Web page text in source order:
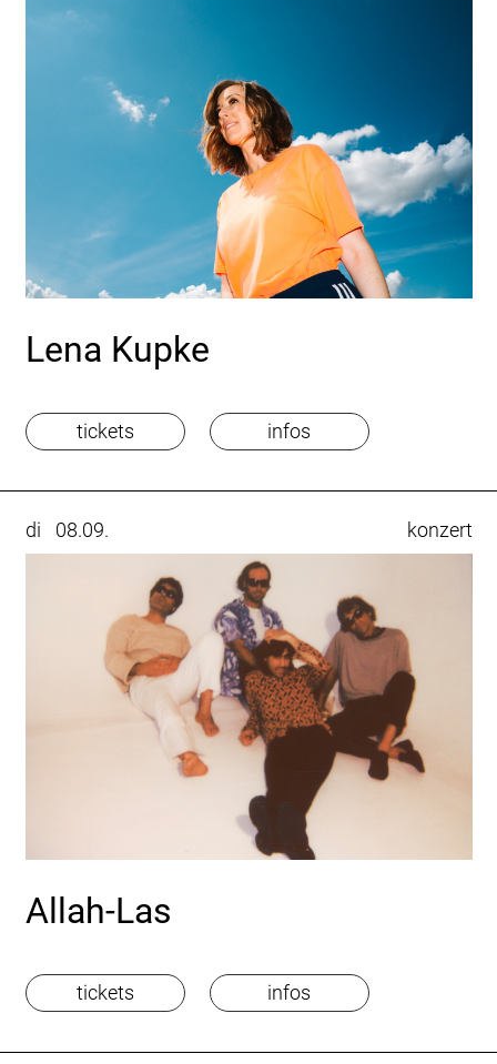
Lena Kupke
tickets infos
di 08.09. konzert
Allah-Las
tickets infos